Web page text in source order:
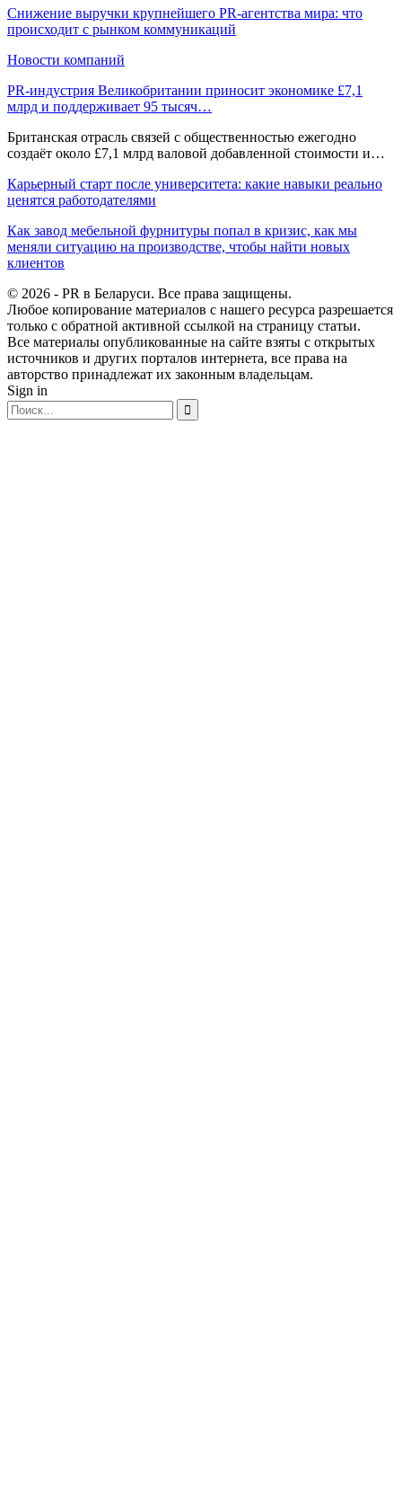
Снижение выручки крупнейшего PR-агентства мира: что
происходит с рынком коммуникаций
Новости компаний
PR-индустрия Великобритании приносит экономике £7,1
млрд и поддерживает 95 тысяч…
Британская отрасль связей с общественностью ежегодно
создаёт около £7,1 млрд валовой добавленной стоимости и…
Карьерный старт после университета: какие навыки реально
ценятся работодателями
Как завод мебельной фурнитуры попал в кризис, как мы
меняли ситуацию на производстве, чтобы найти новых
клиентов
© 2026 - PR в Беларуси. Все права защищены.
Любое копирование материалов с нашего ресурса разрешается
только с обратной активной ссылкой на страницу статьи.
Все материалы опубликованные на сайте взяты с открытых
источников и других порталов интернета, все права на
авторство принадлежат их законным владельцам.
Sign in